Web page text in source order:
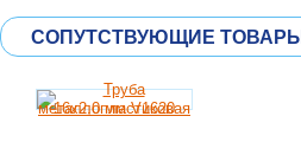
СОПУТСТВУЮЩИЕ ТОВАРЫ